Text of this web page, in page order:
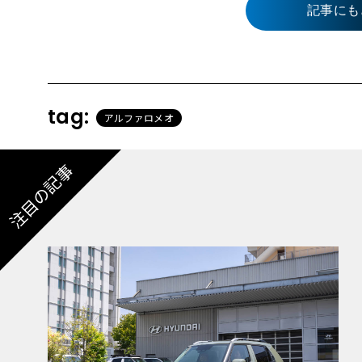
記事に
tag: アルファロメオ
注目の記事